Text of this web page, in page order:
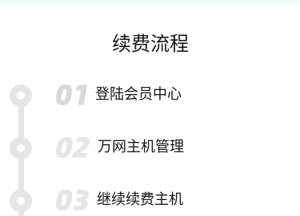
续费流程
登陆会员中心
万网主机管理
继续续费主机